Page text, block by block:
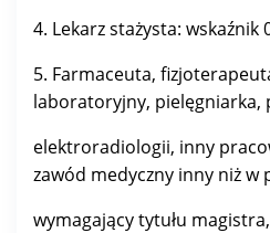
4. Lekarz stażysta: wskaźnik
5. Farmaceuta,
laboratoryjny, pielęgniarka,
elektroradiologii, inny
zawód medyczny inny niż w
wymagający tytułu